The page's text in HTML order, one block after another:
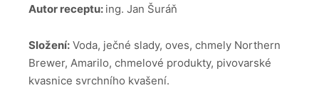
Autor receptu: ing. Jan Šuráň
Složení: Voda, ječné slady, oves, chmely Northern
Brewer, Amarilo, chmelové produkty, pivovarské
kvasnice svrchního kvašení.